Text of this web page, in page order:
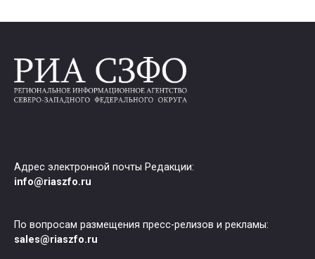
Адрес электронной почты Редакции:
info@riaszfo.ru
По вопросам размещения пресс-релизов и рекламы:
sales@riaszfo.ru